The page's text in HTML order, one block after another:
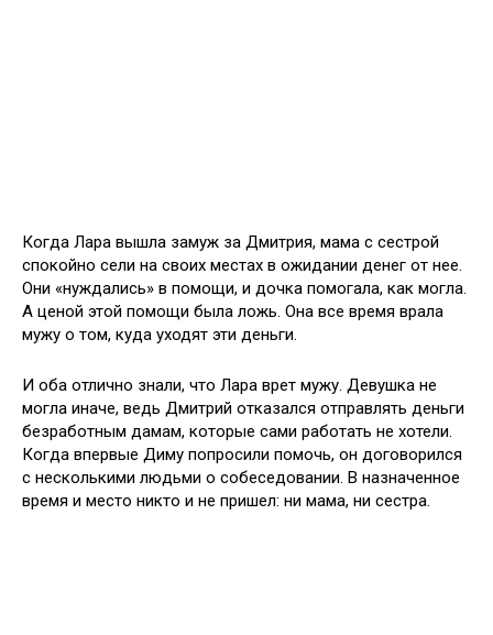
Когда Лара вышла замуж за Дмитрия, мама с сестрой
спокойно сели на своих местах в ожидании денег от нее.
Они «нуждались» в помощи, и дочка помогала, как могла.
А ценой этой помощи была ложь. Она все время врала
мужу о том, куда уходят эти деньги.
И оба отлично знали, что Лара врет мужу. Девушка не
могла иначе, ведь Дмитрий отказался отправлять деньги
безработным дамам, которые сами работать не хотели.
Когда впервые Диму попросили помочь, он договорился
с несколькими людьми о собеседовании. В назначенное
время и место никто и не пришел: ни мама, ни сестра.